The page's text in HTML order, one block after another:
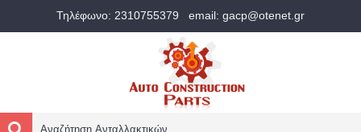
Τηλέφωνο: 2310755379 email: gacp@otenet.gr